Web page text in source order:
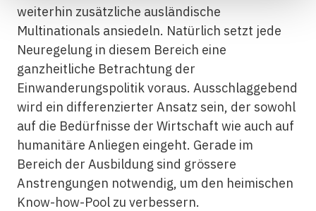
weiterhin zusätzliche ausländische
Multinationals ansiedeln. Natürlich setzt jede
Neuregelung in diesem Bereich eine
ganzheitliche Betrachtung der
Einwanderungspolitik voraus. Ausschlaggebend
wird ein differenzierter Ansatz sein, der sowohl
auf die Bedürfnisse der Wirtschaft wie auch auf
humanitäre Anliegen eingeht. Gerade im
Bereich der Ausbildung sind grössere
Anstrengungen notwendig, um den heimischen
Know-how-Pool zu verbessern.